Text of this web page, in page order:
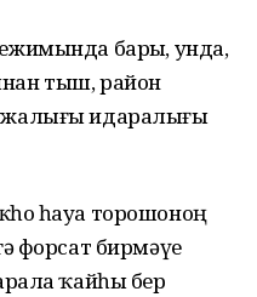
барҙы, унда,
тыш, район
идаралығы
һауа торошоноң
форсат бирмәүе
ҡайһы бер